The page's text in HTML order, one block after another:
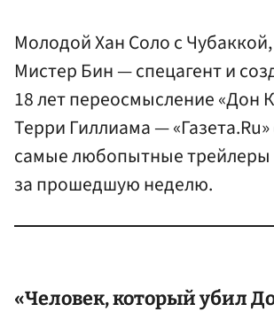
Молодой Хан Соло с
Мистер Бин — спецагент и
18 лет переосмысление «Дон
Терри Гиллиама —
самые любопытные трейлеры
за прошедшую неделю.
«Человек, который убил